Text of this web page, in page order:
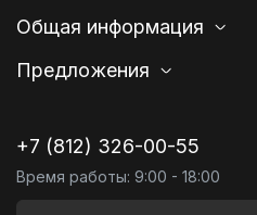
Общая информация
Предложения
+7 (812) 326-00-55
Время работы: 9:00 - 18:00